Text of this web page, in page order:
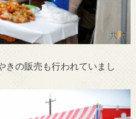
きの販売も行われていまし